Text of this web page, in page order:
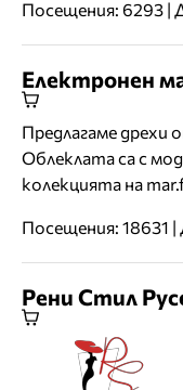
Посещения: 6293 |
Електронен
Предлагаме дрехи
Облеклата са с
колекцията на
Посещения: 18631
Рени Стил